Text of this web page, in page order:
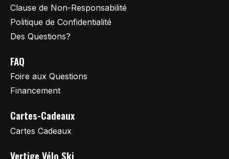
Clause de Non-Responsabilité
Politique de Confidentialité
Des Questions?
FAQ
Foire aux Questions
Financement
Cartes-Cadeaux
Cartes Cadeaux
Vertige Vélo Ski